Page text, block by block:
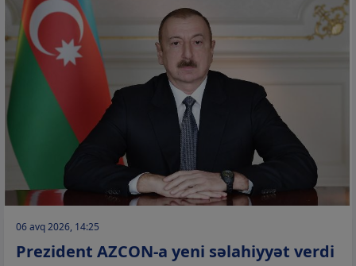
06 avq 2026, 14:25
Prezident AZCON-a yeni səlahiyyət verdi